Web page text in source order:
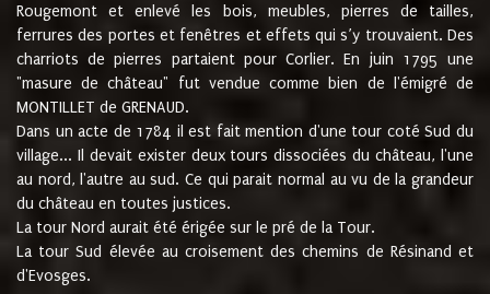
Rougemont et enlevé les bois, meubles, pierres de tailles,
ferrures des portes et fenêtres et effets qui s’y trouvaient. Des
charriots de pierres partaient pour Corlier. En juin 1795 une
"masure de château" fut vendue comme bien de l'émigré de
MONTILLET de GRENAUD.
Dans un acte de 1784 il est fait mention d'une tour coté Sud du
village... Il devait exister deux tours dissociées du château, l'une
au nord, l'autre au sud. Ce qui parait normal au vu de la grandeur
du château en toutes justices.
La tour Nord aurait été érigée sur le pré de la Tour.
La tour Sud élevée au croisement des chemins de Résinand et
d'Evosges.